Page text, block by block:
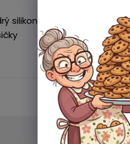
silikonový řemínek